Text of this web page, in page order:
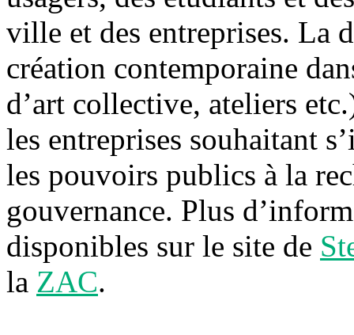
ville et des entreprises. La
création contemporaine
d’art collective, ateliers
les entreprises souhaitant
les pouvoirs publics à la
gouvernance. Plus
disponibles sur le site de
la ZAC.